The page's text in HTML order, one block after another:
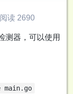
阅读 2690
测器，可以使用